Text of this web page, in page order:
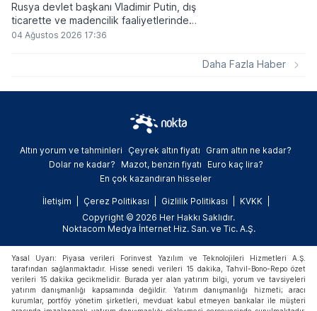
Rusya devlet başkanı Vladimir Putin, dış
ticarette ve madencilik faaliyetlerinde
kripto varlıkların kullanımına onay veren
04 Ağustos 2026 17:36
Daha Fazla Haber
Altın yorum ve tahminleri Çeyrek altın fiyatı
Gram altın ne kadar?
Dolar ne kadar?
Mazot, benzin fiyatı
Euro kaç lira?
En çok kazandıran hisseler
İletişim Çerez Politikası Gizlilik Politikası
KVKK
Copyright © 2026 Her Hakkı Saklıdır.
Noktacom Medya İnternet Hiz. San. ve Tic. A.Ş.
Yasal Uyarı: Piyasa verileri Forinvest Yazılım ve Teknolojileri Hizmetleri A.Ş.
tarafından sağlanmaktadır. Hisse senedi verileri 15 dakika, Tahvil-Bono-Repo özet
verileri 15 dakika gecikmelidir. Burada yer alan yatırım bilgi, yorum ve tavsiyeleri
yatırım danışmanlığı kapsamında değildir. Yatırım danışmanlığı hizmeti; aracı
kurumlar, portföy yönetim şirketleri, mevduat kabul etmeyen bankalar ile müşteri